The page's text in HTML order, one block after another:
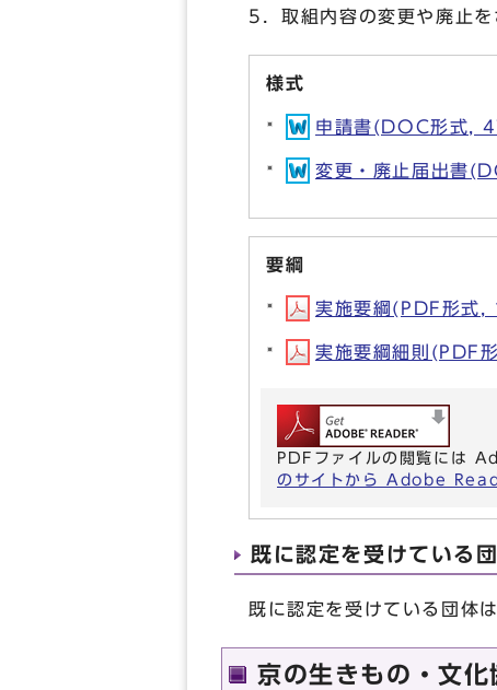
5．取組内容の変更や廃止
様式
申請書(DOC形式,
変更・廃止届出書
要綱
実施要綱(PDF形式
実施要綱細則(PDF
PDFファイルの閲覧には
のサイトから Adobe
既に認定を受けている
既に認定を受けている団体は
京の生きもの・文化